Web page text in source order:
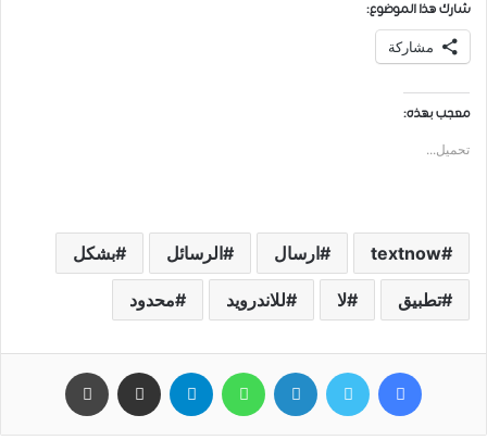
شارك هذا الموضوع:
مشاركة
معجب بهذه:
تحميل...
textnow ارسال الرسائل بشكل
تطبيق لا للاندرويد محدود
فيسبوك تويتر لينكدإن واتساب تيلقرام مشاركة عبر البريد